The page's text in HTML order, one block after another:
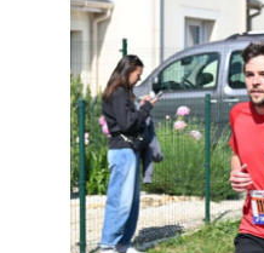
Partenaires
Photos▼